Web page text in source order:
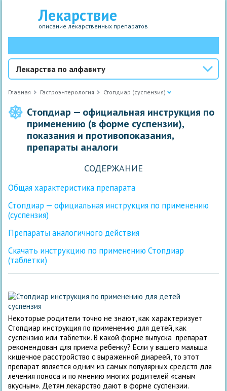
Лекарствие
описание лекарственных препаратов
Лекарства по алфавиту
Главная Гастроэнтерология Стопдиар (суспензия)
Стопдиар — официальная инструкция по
применению (в форме суспензии),
показания и противопоказания,
препараты аналоги
СОДЕРЖАНИЕ
Общая характеристика препарата
Стопдиар — официальная инструкция по применению
(суспензия)
Препараты аналогичного действия
Скачать инструкцию по применению Стопдиар
(таблетки)
Некоторые родители точно не знают, как характеризует
Стопдиар инструкция по применению для детей, как
суспензию или таблетки. В какой форме выпуска препарат
рекомендован для приема ребенку? Если у вашего малыша
кишечное расстройство с выраженной диареей, то этот
препарат является одним из самых популярных средств для
лечения поноса и по мнению многих родителей «самым
вкусным». Детям лекарство дают в форме суспензии.